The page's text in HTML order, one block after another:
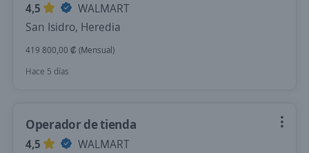
4,5
WALMART
San Isidro, Heredia
419 800,00 ₡ (Mensual)
Hace 5 días
Operador de tienda
4,5
WALMART